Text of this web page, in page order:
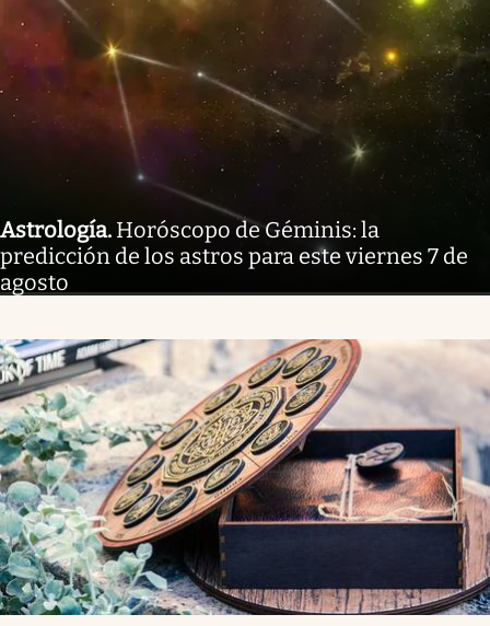
Astrología. Horóscopo de Géminis: la
predicción de los astros para este viernes 7 de
agosto